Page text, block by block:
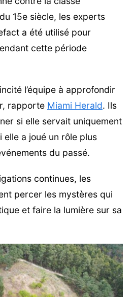
15e siècle, les experts
a été utilisé pour
cette période
l’équipe à approfondir
rapporte Miami Herald. Ils
si elle servait uniquement
a joué un rôle plus
du passé.
continues, les
percer les mystères qui
et faire la lumière sur sa